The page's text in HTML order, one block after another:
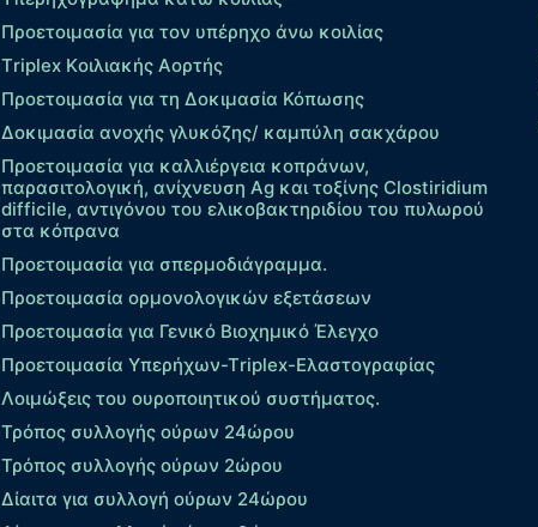
Προετοιμασία για τον υπέρηχο άνω κοιλίας
Τriplex Kοιλιακής Αορτής
Προετοιμασία για τη Δοκιμασία Κόπωσης
Δοκιμασία ανοχής γλυκόζης/ καμπύλη σακχάρου
Προετοιμασία για καλλιέργεια κοπράνων,
παρασιτολογική, ανίχνευση Ag και τοξίνης Clostiridium
difficile, αντιγόνου του ελικοβακτηριδίου του πυλωρού
στα κόπρανα
Προετοιμασία για σπερμοδιάγραμμα.
Προετοιμασία ορμονολογικών εξετάσεων
Προετοιμασία για Γενικό Βιοχημικό Έλεγχο
Προετοιμασία Υπερήχων-Τriplex-Ελαστογραφίας
Λοιμώξεις του ουροποιητικού συστήματος.
Τρόπος συλλογής ούρων 24ώρου
Τρόπος συλλογής ούρων 2ώρου
Δίαιτα για συλλογή ούρων 24ώρου